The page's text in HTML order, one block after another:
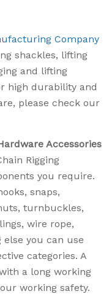
Company
shackles, lifting
and lifting
high durability and
please check our
Accessories
Rigging
you require.
snaps,
turnbuckles,
wire rope,
else you can use
categories. A
a long working
working safety.